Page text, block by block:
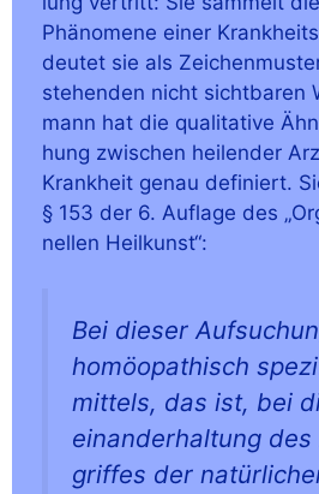
Phä­no­me­ne einer
deu­tet sie als
ste­hen­den nicht sicht­ba­ren
mann hat die qua­li­ta­ti­ve
hung zwi­schen hei­len­der
Krank­heit genau defi­niert.
§ 153 der 6. Auf­la­ge des
nel­len Heilkunst“:
Bei die­ser
homöo­pa­thisch
mit­tels, das ist, bei
ein­an­der­hal­tung
grif­fes der